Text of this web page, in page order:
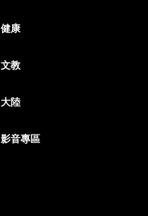
健康
文教
大陸
影音專區